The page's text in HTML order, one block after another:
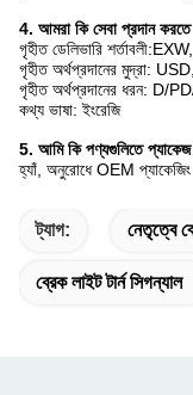
4. আমরা কি সেবা প্রদান করতে
গৃহীত ডেলিভারি শর্তাবলী:
গৃহীত অর্থপ্রদানের মুদ্রা:
গৃহীত অর্থপ্রদানের ধরন: D/
কথ্য ভাষা: ইংরেজি
5. আমি কি পণ্যগুলিতে
হ্যাঁ, অনুরোধে OEM
ট্যাগ: নেতৃত্বে
ব্রেক লাইট টার্ন সিগন্যাল